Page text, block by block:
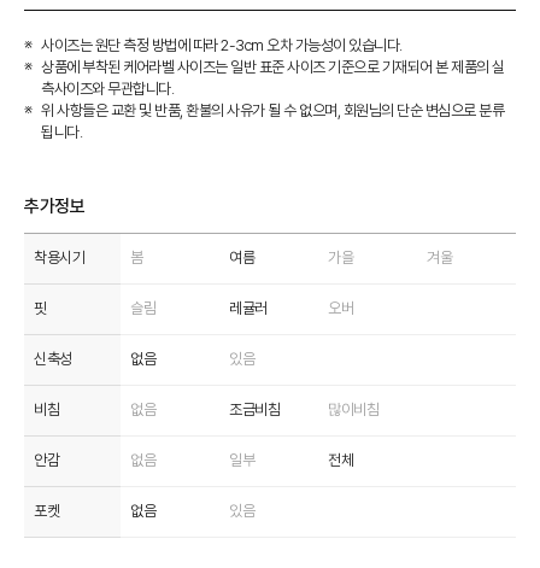
사이즈는 원단 측정 방법에 따라 2-3cm 오차 가능성이 있습니다.
상품에 부착된 케어라벨 사이즈는 일반 표준 사이즈 기준으로 기재되어 본 제품의 실
측사이즈와 무관합니다.
위 사항들은 교환 및 반품, 환불의 사유가 될 수 없으며, 회원님의 단순 변심으로 분류
됩니다.
추가정보
착용시기 봄 여름 가을 겨울
핏 슬림 레귤러 오버
신축성 없음 있음
비침 없음 조금비침 많이비침
안감 없음 일부 전체
포켓 없음 있음